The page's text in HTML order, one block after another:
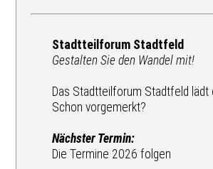
Stadtteilforum Stadtfeld
Gestalten Sie den Wandel mit!
Das Stadtteilforum Stadtfeld lädt
Schon vorgemerkt?
Nächster Termin:
Die Termine 2026 folgen